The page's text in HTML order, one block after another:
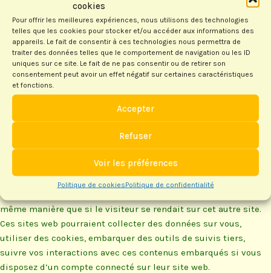
cookies
Pour offrir les meilleures expériences, nous utilisons des technologies
telles que les cookies pour stocker et/ou accéder aux informations des
appareils. Le fait de consentir à ces technologies nous permettra de
traiter des données telles que le comportement de navigation ou les ID
uniques sur ce site. Le fait de ne pas consentir ou de retirer son
consentement peut avoir un effet négatif sur certaines caractéristiques
et fonctions.
Accepter
Refuser
Voir les préférences
Politique de cookiesPolitique de confidentialité
enregistré dans votre navigateur. Ce cookie ne comprend
aucune donnée personnelle. Il indique simplement l’ID de la
publication que vous venez de modifier. Il expire au bout d’un
jour.
Contenu embarqué depuis
d’autres sites
Les articles et/ou les pages de ce site peuvent inclure des
contenus intégrés (par exemple des vidéos, images, articles…).
Le contenu intégré depuis d’autres sites se comporte de la
même manière que si le visiteur se rendait sur cet autre site.
Ces sites web pourraient collecter des données sur vous,
utiliser des cookies, embarquer des outils de suivis tiers,
suivre vos interactions avec ces contenus embarqués si vous
disposez d’un compte connecté sur leur site web.